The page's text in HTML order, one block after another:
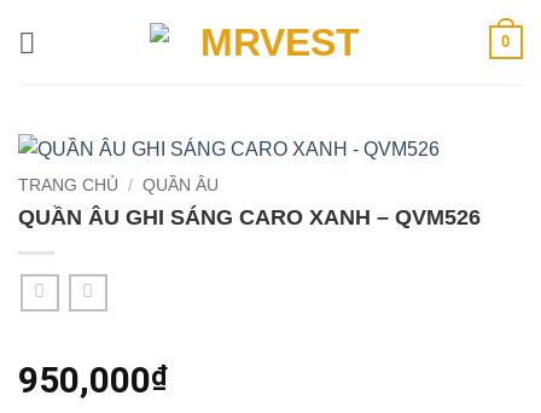
0
TRANG CHỦ / QUẦN ÂU
QUẦN ÂU GHI SÁNG CARO XANH – QVM526
950,000₫